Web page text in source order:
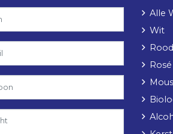
Alle
Wit
Rood
Rosé